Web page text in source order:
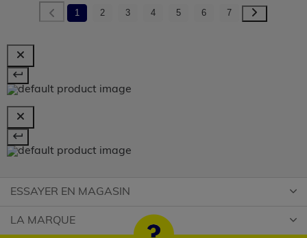
1 2 3 4 5 6 7
ESSAYER EN MAGASIN
LA MARQUE